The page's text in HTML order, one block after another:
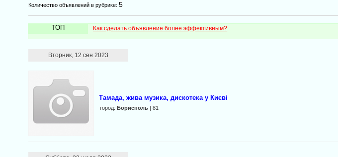
Количество объявлений в рубрике:5
ТОП Как сделать объявление более эффективным?
Вторник, 12 сен 2023
Тамада, жива музика, дискотека у Києві
город:Борисполь | 81